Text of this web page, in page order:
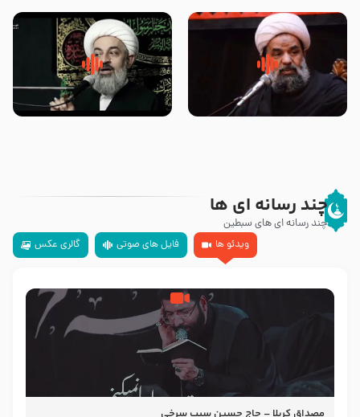
محدث زاده
سلام جوانی که امام حسین علیه
السلام خودش جوابش را دادند
زیارتی که اسباب رزق زیاد و عمر
طولانی است حجت السلام حسین
چند رسانه ای ها
چند رسانه ای های سبطین
ویدئو ها
فایل های صوتی گالری عکس
مصداق کربلا – حاج حسین سیب سرخی